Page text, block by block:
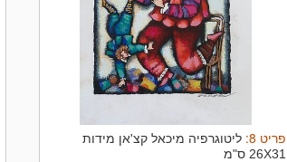
פריט 8
: ליטוגרפיה מיכאל קצ'אן מידות
26X31 ס"מ